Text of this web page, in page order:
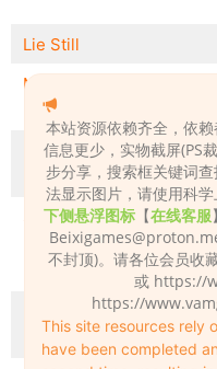
Lie Still
Microphone Audio Source
MorphClone
SPQR Pull
Iris Placement Session
本站资源依赖齐全，依
信息更少，实物截屏(PS
步分享，搜索框关键词
法显示图片，请使用科
下侧悬浮图标 【在线客服
不封顶)。请各位会员
或 https://
https://
This site resources rely
have been completed